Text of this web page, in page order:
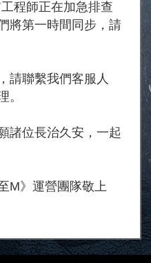
程師正在加急排查
將第一時間同步，請
請聯繫我們客服人
。
諸位長治久安，一起
M》運營團隊敬上